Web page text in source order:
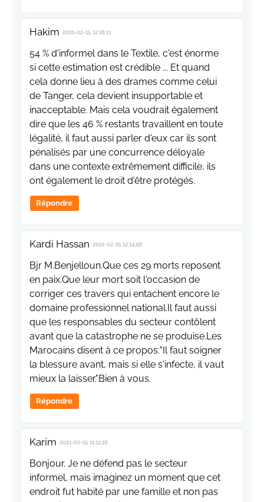
Hakim 2021-02-15 12:18:11
54 % d'informel dans le Textile, c'est énorme
si cette estimation est crédible ... Et quand
cela donne lieu à des drames comme celui
de Tanger, cela devient insupportable et
inacceptable. Mais cela voudrait également
dire que les 46 % restants travaillent en toute
légalité, il faut aussi parler d'eux car ils sont
pénalisés par une concurrence déloyale
dans une contexte extrêmement difficile, ils
ont également le droit d'être protégés.
Répondre
Kardi Hassan 2021-02-15 12:14:56
Bjr M.Benjelloun.Que ces 29 morts reposent
en paix.Que leur mort soit l'occasion de
corriger ces travers qui entachent encore le
domaine professionnel national.Il faut aussi
que les responsables du secteur contôlent
avant que la catastrophe ne se produise.Les
Marocains disent à ce propos:"Il faut soigner
la blessure avant, mais si elle s'infecte, il vaut
mieux la laisser."Bien à vous.
Répondre
Karim 2021-02-15 11:51:16
Bonjour. Je ne défend pas le secteur
informel, mais imaginez un moment que cet
endroit fut habité par une famille et non pas